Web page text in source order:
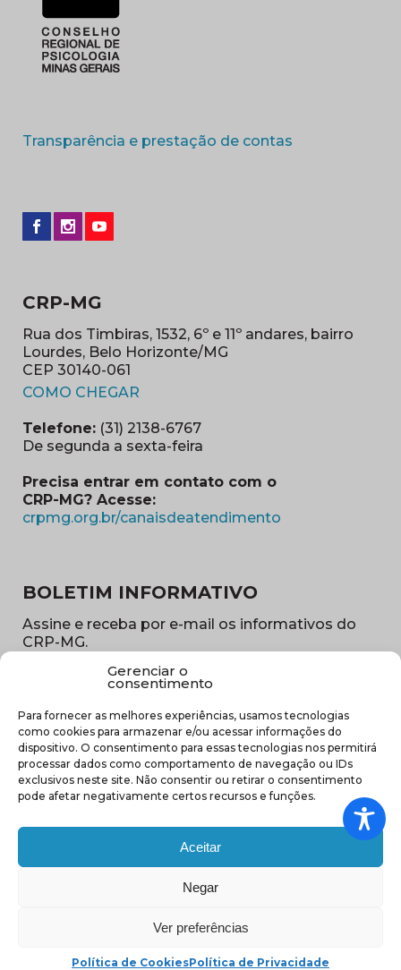
Gerenciar o
consentimento
Para fornecer as melhores experiências, usamos tecnologias
como cookies para armazenar e/ou acessar informações do
dispositivo. O consentimento para essas tecnologias nos permitirá
processar dados como comportamento de navegação ou IDs
exclusivos neste site. Não consentir ou retirar o consentimento
pode afetar negativamente certos recursos e funções.
Aceitar
Negar
Ver preferências
Política de CookiesPolítica de Privacidade
Transparência e prestação de contas
CRP-MG
Rua dos Timbiras, 1532, 6º e 11º andares, bairro
Lourdes, Belo Horizonte/MG
CEP 30140-061
COMO CHEGAR
Telefone: (31) 2138-6767
De segunda a sexta-feira
Precisa entrar em contato com o
CRP-MG? Acesse:
crpmg.org.br/canaisdeatendimento
BOLETIM INFORMATIVO
Assine e receba por e-mail os informativos do
CRP-MG.
E-
mail
(obrigatório)
Sub
região